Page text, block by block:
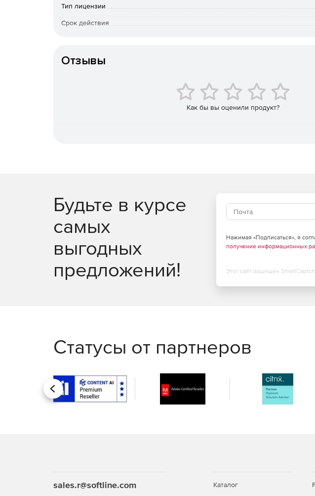
пользователя онлайн-хранилища Amazon S3.
Поддержка Microsoft FrontPage. Система распознает сайты, созданные в
множество прокси-серверов и межсетевых экранов, в том числе MS Proxy
Шифрование паролей по схеме S/Key MD4 и MD5.
Поддержка атрибутов файлов Unix через расширение оболочки Explorer
Передача файлов в текстовом или двоичном режиме в зависимости от
Тип лицензии
Срок действия
Отзывы
Как бы вы оценили продукт?
Будьте в курсе
самых
выгодных
предложений!
Нажимая «Подписаться», я
получение информационных
Этот сайт защищен
Статусы от партнеров
Назад
sales.r@softline.com Каталог